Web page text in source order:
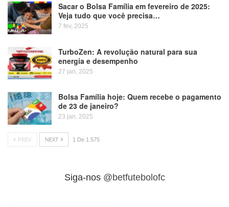
Sacar o Bolsa Família em fevereiro de 2025:
Veja tudo que você precisa…
7 fev, 2025
TurboZen: A revolução natural para sua
energia e desempenho
27 jan, 2025
Bolsa Família hoje: Quem recebe o pagamento
de 23 de janeiro?
23 jan, 2025
PREV NEXT 1 De 1.575
Siga-nos @betfutebolofc